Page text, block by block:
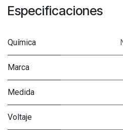
Especificaciones
Química
Marca
Medida
Voltaje